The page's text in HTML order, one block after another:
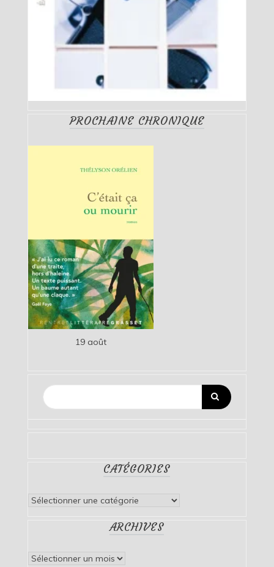
PROCHAINE CHRONIQUE
19 août
CATÉGORIES
Catégories
ARCHIVES
Archives